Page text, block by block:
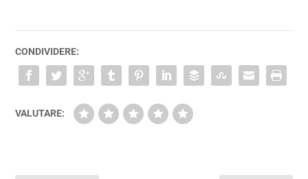
CONDIVIDERE:
VALUTARE: